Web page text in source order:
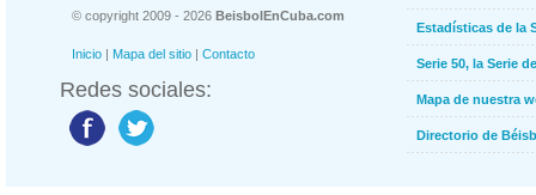
© copyright 2009 - 2026 BeisbolEnCuba.com
Inicio | Mapa del sitio | Contacto
Redes sociales:
Estadísticas de la
Serie 50, la Serie
Mapa de nuestra
Directorio de